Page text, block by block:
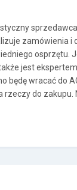
zamówienia i
osprzętu.
jest
będę wracać do
rzeczy do zakupu.